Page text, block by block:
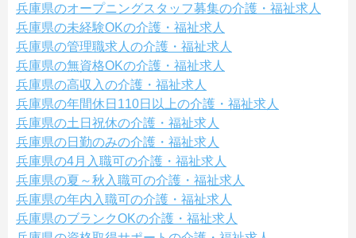
兵庫県のオープニングスタッフ募集の介護・福祉求人
兵庫県の未経験OKの介護・福祉求人
兵庫県の管理職求人の介護・福祉求人
兵庫県の無資格OKの介護・福祉求人
兵庫県の高収入の介護・福祉求人
兵庫県の年間休日110日以上の介護・福祉求人
兵庫県の土日祝休の介護・福祉求人
兵庫県の日勤のみの介護・福祉求人
兵庫県の4月入職可の介護・福祉求人
兵庫県の夏～秋入職可の介護・福祉求人
兵庫県の年内入職可の介護・福祉求人
兵庫県のブランクOKの介護・福祉求人